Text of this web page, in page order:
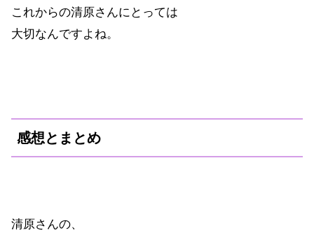
これからの清原さんにとっては
大切なんですよね。
感想とまとめ
清原さんの、